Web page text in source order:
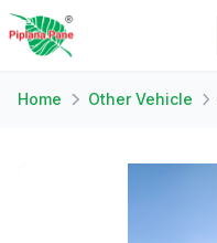
Home Other Vehicle